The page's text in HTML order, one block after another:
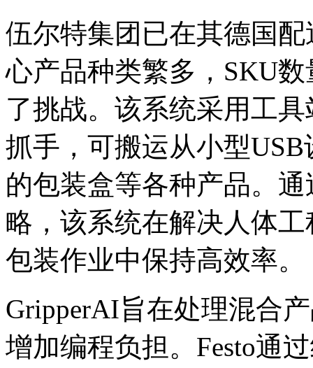
伍尔特集团已在其德国
心产品种类繁多，SKU
了挑战。该系统采用工
抓手，可搬运从小型
的包装盒等各种产品。
略，该系统在解决人体
包装作业中保持高效率。
GripperAI旨在处理混合
增加编程负担。Festo通